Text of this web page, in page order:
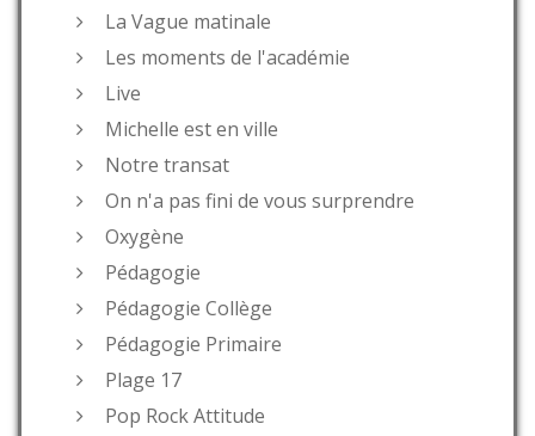
La Vague matinale
Les moments de l'académie
Live
Michelle est en ville
Notre transat
On n'a pas fini de vous surprendre
Oxygène
Pédagogie
Pédagogie Collège
Pédagogie Primaire
Plage 17
Pop Rock Attitude